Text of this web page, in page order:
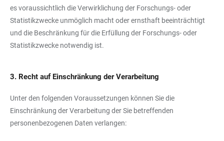
es voraussichtlich die Verwirklichung der Forschungs- oder
Statistikzwecke unmöglich macht oder ernsthaft beeinträchtigt
und die Beschränkung für die Erfüllung der Forschungs- oder
Statistikzwecke notwendig ist.
3. Recht auf Einschränkung der Verarbeitung
Unter den folgenden Voraussetzungen können Sie die
Einschränkung der Verarbeitung der Sie betreffenden
personenbezogenen Daten verlangen: